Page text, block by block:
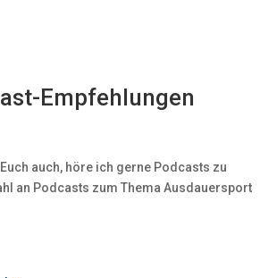
Empfehlungen
auch, höre ich gerne Podcasts zu
an Podcasts zum Thema Ausdauersport